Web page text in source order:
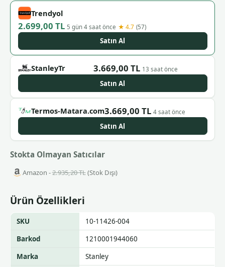
Trendyol
2.699,00 TL 5 gün 4 saat önce ★ 4.7 (57)
Satın Al
StanleyTr 3.669,00 TL 13 saat önce
Satın Al
Termos-Matara.com3.669,00 TL 4 saat önce
Satın Al
Stokta Olmayan Satıcılar
Amazon -2.935,20 TL(Stok Dışı)
Ürün Özellikleri
SKU
10-11426-004
Barkod
1210001944060
Marka
Stanley